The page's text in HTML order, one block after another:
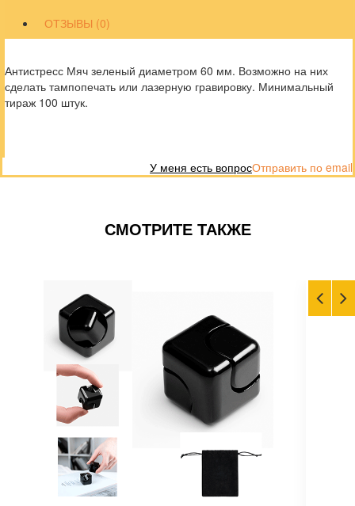
ОТЗЫВЫ (0)
Антистресс Мяч зеленый диаметром 60 мм. Возможно на них
сделать тампопечать или лазерную гравировку. Минимальный
тираж 100 штук.
Отправить по email
У меня есть вопрос
СМОТРИТЕ ТАКЖЕ